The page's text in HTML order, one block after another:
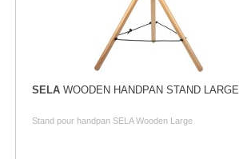
SELAWOODEN HANDPAN STAND LARGE
Stand pour handpan SELA Wooden Large